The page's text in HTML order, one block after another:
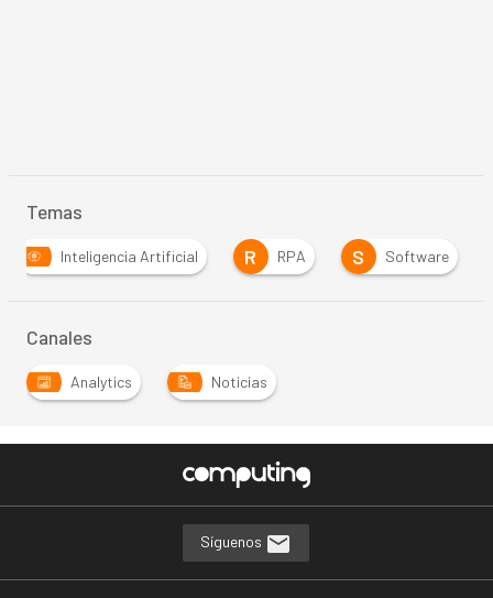
Temas
Inteligencia Artificial R RPA S Software
Canales
Analytics Noticias
Síguenos